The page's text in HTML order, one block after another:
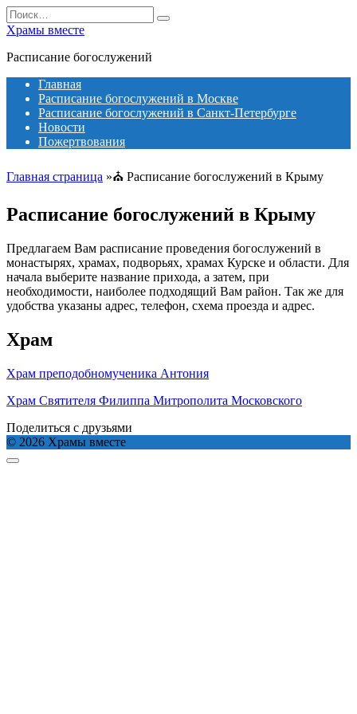
Перейти
к
содержанию
Search
for:
Храмы вместе
Расписание богослужений
Главная
Расписание богослужений в Москве
Расписание богослужений в Санкт-Петербурге
Новости
Пожертвования
Главная страница »⛪ Расписание богослужений в Крыму
Расписание богослужений в Крыму
Предлагаем Вам расписание проведения богослужений в
монастырях, храмах, подворьях, храмах Курске и области. Для
начала выберите название прихода, а затем, при
необходимости, наиболее подходящий Вам район. Так же для
удобства указаны адрес, телефон, схема проезда и адрес.
Храм
Храм преподобномученика Антония
Храм Святителя Филиппа Митрополита Московского
Поделиться с друзьями
© 2026 Храмы вместе